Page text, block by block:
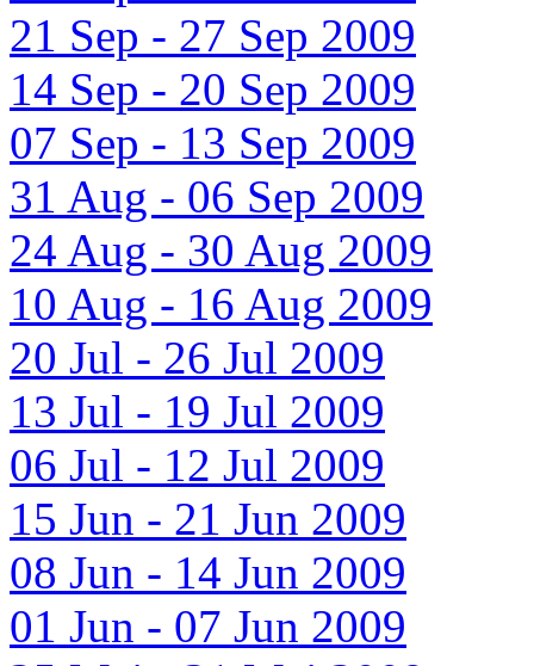
21 Sep - 27 Sep 2009
14 Sep - 20 Sep 2009
07 Sep - 13 Sep 2009
31 Aug - 06 Sep 2009
24 Aug - 30 Aug 2009
10 Aug - 16 Aug 2009
20 Jul - 26 Jul 2009
13 Jul - 19 Jul 2009
06 Jul - 12 Jul 2009
15 Jun - 21 Jun 2009
08 Jun - 14 Jun 2009
01 Jun - 07 Jun 2009